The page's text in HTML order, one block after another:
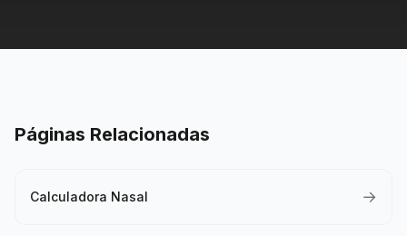
Páginas Relacionadas
Calculadora Nasal →